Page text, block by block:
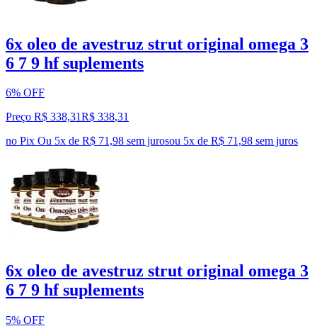
6x oleo de avestruz strut original omega 3
6 7 9 hf suplements
6% OFF
Preço R$ 338,31R$ 338,31
no Pix Ou 5x de R$ 71,98 sem jurosou 5x de R$ 71,98 sem juros
6x oleo de avestruz strut original omega 3
6 7 9 hf suplements
5% OFF